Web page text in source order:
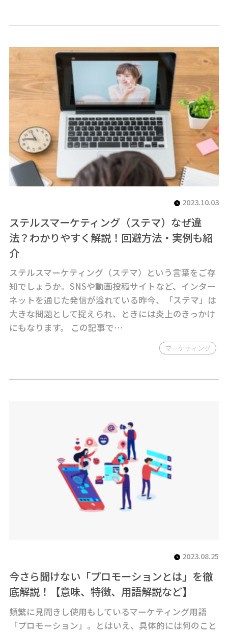
2023.10.03
ステルスマーケティング（ステマ）なぜ違
法？わかりやすく解説！回避方法・実例も紹
介
ステルスマーケティング（ステマ）という言葉をご存
知でしょうか。SNSや動画投稿サイトなど、インター
ネットを通じた発信が溢れている昨今、「ステマ」は
大きな問題として捉えられ、ときには炎上のきっかけ
にもなります。 この記事で…
マーケティング
2023.08.25
今さら聞けない「プロモーションとは」を徹
底解説！【意味、特徴、用語解説など】
頻繁に見聞きし使用もしているマーケティング用語
「プロモーション」。とはいえ、具体的には何のこと